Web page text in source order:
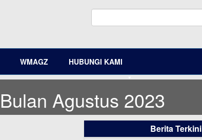
WMAGZ HUBUNGI KAMI
Agustus 2023
Berita Terkini